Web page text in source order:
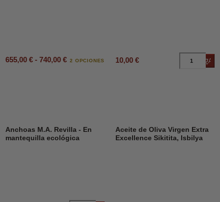
655,00 € - 740,00 € 2 OPCIONES 10,00 €
Anchoas M.A. Revilla - En
mantequilla ecológica
Aceite de Oliva Virgen Extra
Excellence Sikitita, Isbilya